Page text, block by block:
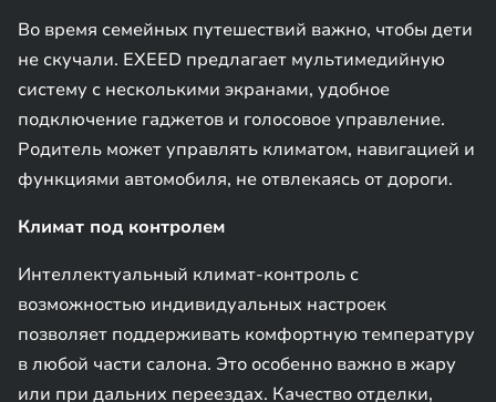
Во время семейных путешествий важно, чтобы дети
не скучали. EXEED предлагает мультимедийную
систему с несколькими экранами, удобное
подключение гаджетов и голосовое управление.
Родитель может управлять климатом, навигацией и
функциями автомобиля, не отвлекаясь от дороги.
Климат под контролем
Интеллектуальный климат-контроль с
возможностью индивидуальных настроек
позволяет поддерживать комфортную температуру
в любой части салона. Это особенно важно в жару
или при дальних переездах. Качество отделки,